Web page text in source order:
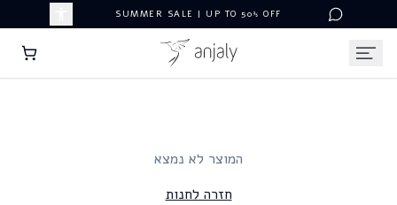
SUMMER SALE | UP TO 50% OFF
המוצר לא נמצא
חזרה לחנות